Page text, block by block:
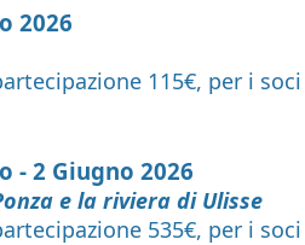
2026
115€, per i
- 2 Giugno 2026
e la riviera di Ulisse
535€, per i